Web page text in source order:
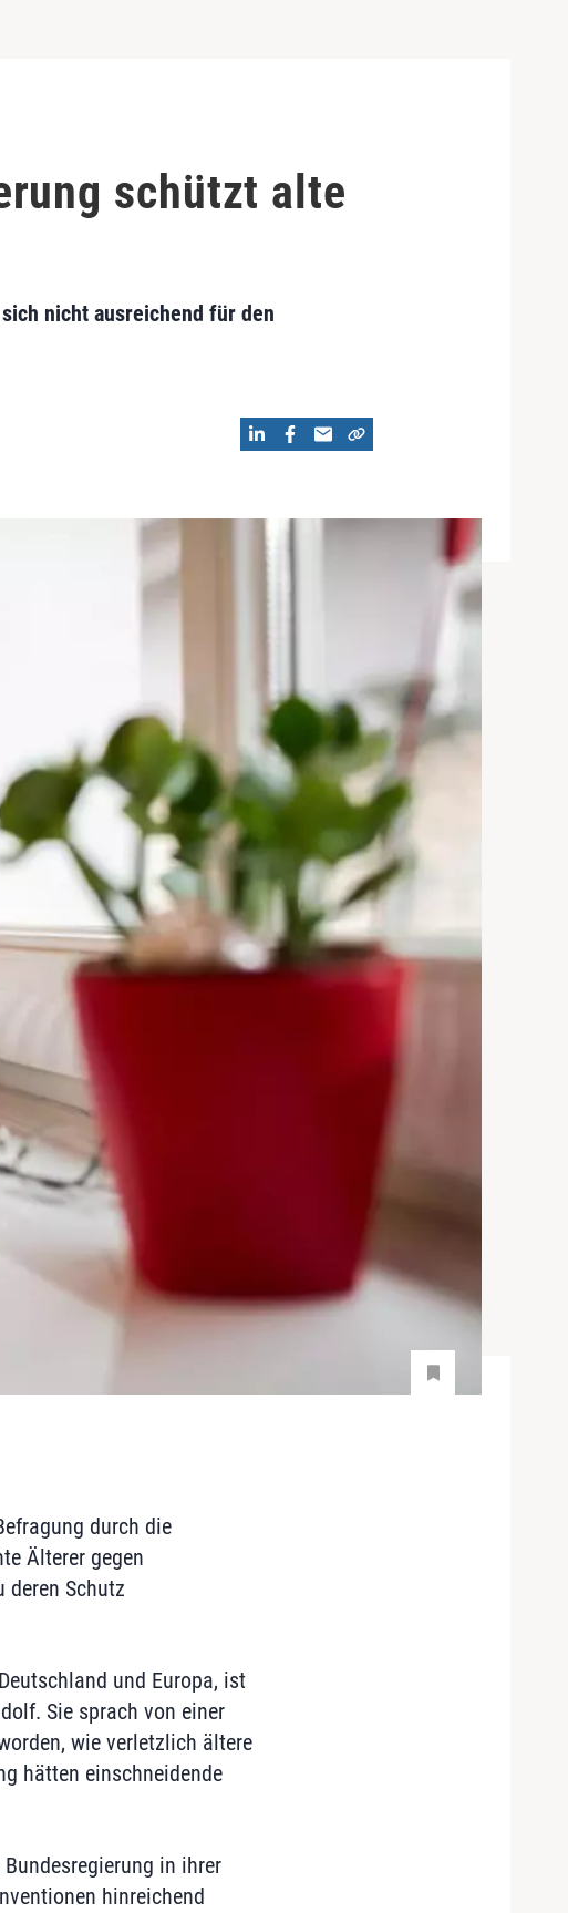
schützt alte
nicht ausreichend für den
durch die
Älterer gegen
deren Schutz
und Europa, ist
Sie sprach von einer
wie verletzlich ältere
hätten einschneidende
in ihrer
hinreichend